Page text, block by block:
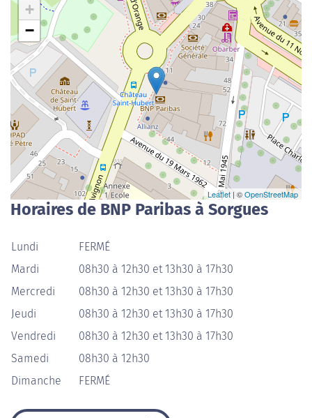
+
−
Leaflet | ©OpenStreetMap
Horaires de BNP Paribas à Sorgues
Lundi
FERMÉ
Mardi
08h30 à 12h30 et 13h30 à 17h30
Mercredi
08h30 à 12h30 et 13h30 à 17h30
Jeudi
08h30 à 12h30 et 13h30 à 17h30
Vendredi
08h30 à 12h30 et 13h30 à 17h30
Samedi
08h30 à 12h30
Dimanche
FERMÉ